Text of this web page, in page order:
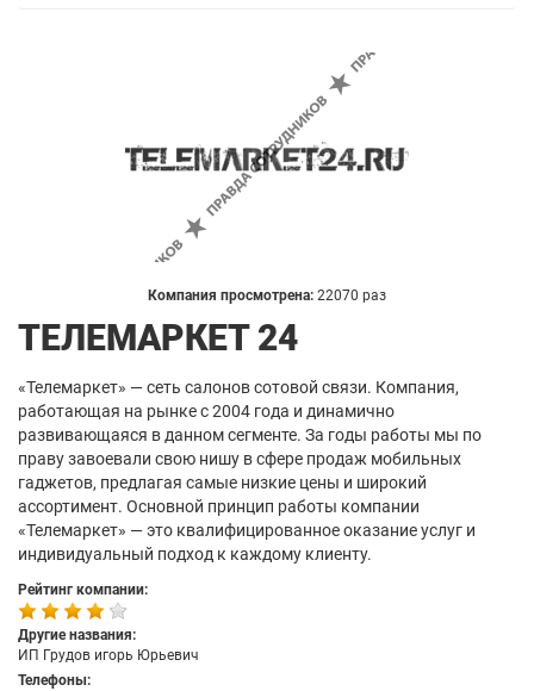
Компания просмотрена: 22070 раз
ТЕЛЕМАРКЕТ 24
«Телемаркет» — сеть салонов сотовой связи. Компания,
работающая на рынке с 2004 года и динамично
развивающаяся в данном сегменте. За годы работы мы по
праву завоевали свою нишу в сфере продаж мобильных
гаджетов, предлагая самые низкие цены и широкий
ассортимент. Основной принцип работы компании
«Телемаркет» — это квалифицированное оказание услуг и
индивидуальный подход к каждому клиенту.
Рейтинг компании:
Другие названия:
ИП Грудов игорь Юрьевич
Телефоны: